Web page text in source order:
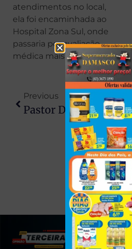
atendimentos no local,
ela foi encaminhada ao
Hospital Zona Sul, onde
passaria por avaliação
médica mais detalhada.
Previous
Pastor De 50 Anos Morre Em Acidente De Carro Em Bela Vista Do Paraíso